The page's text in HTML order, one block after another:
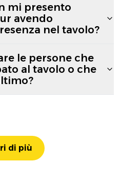
mi presento
avendo
nel tavolo?
le persone che
al tavolo o che
di più